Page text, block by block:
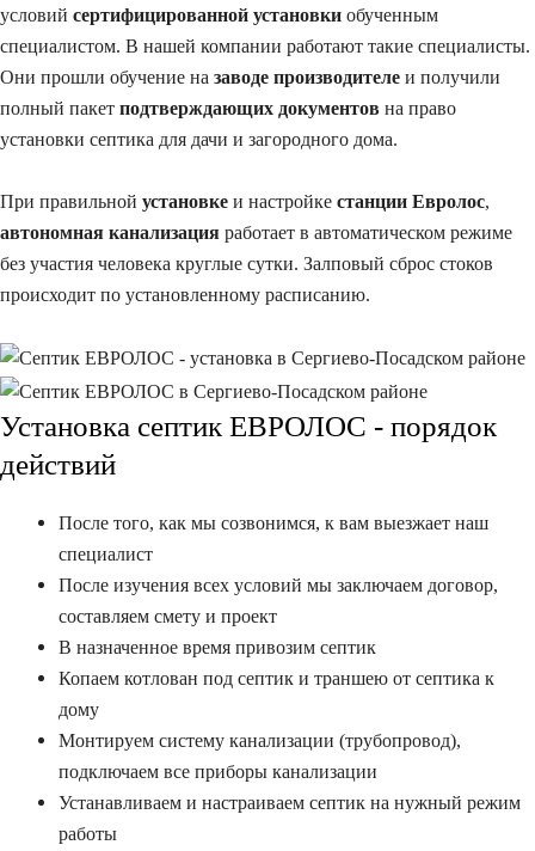
условий сертифицированной установки обученным
специалистом. В нашей компании работают такие специалисты.
Они прошли обучение на заводе производителе и получили
полный пакет подтверждающих документов на право
установки септика для дачи и загородного дома.
При правильной установке и настройке станции Евролос,
автономная канализация работает в автоматическом режиме
без участия человека круглые сутки. Залповый сброс стоков
происходит по установленному расписанию.
Установка септик ЕВРОЛОС - порядок
действий
После того, как мы созвонимся, к вам выезжает наш
специалист
После изучения всех условий мы заключаем договор,
составляем смету и проект
В назначенное время привозим септик
Копаем котлован под септик и траншею от септика к
дому
Монтируем систему канализации (трубопровод),
подключаем все приборы канализации
Устанавливаем и настраиваем септик на нужный режим
работы